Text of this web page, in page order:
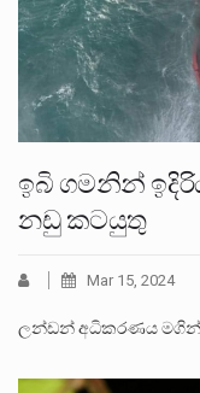
ඉබි ගමනින්
නඩු කටයුතු
Mar 15, 2024
ලන්ඩන් අධිකරණය මගින්